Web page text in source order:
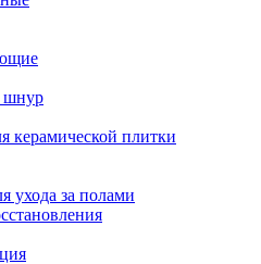
шнур
керамической плитки
ухода за полами